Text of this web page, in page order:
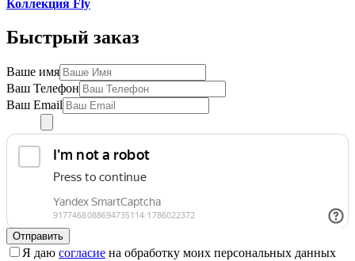
Коллекция Fly
Быстрый заказ
Ваше имя
Ваш Телефон
Ваш Email
Отправить
Я даю согласие на обработку моих персональных данных